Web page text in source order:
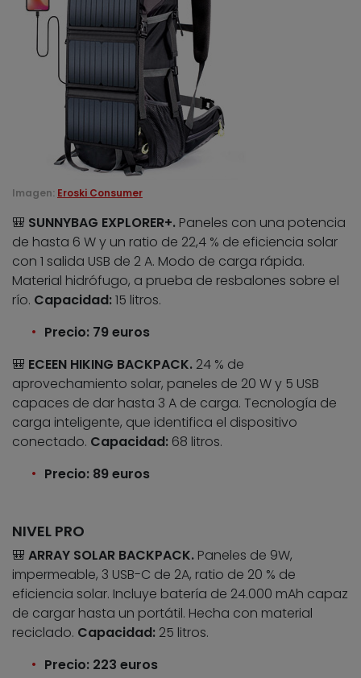
Imagen: Eroski Consumer
🎒 SUNNYBAG EXPLORER+. Paneles con una potencia
de hasta 6 W y un ratio de 22,4 % de eficiencia solar
con 1 salida USB de 2 A. Modo de carga rápida.
Material hidrófugo, a prueba de resbalones sobre el
río. Capacidad:15 litros.
Precio: 79 euros
🎒 ECEEN HIKING BACKPACK. 24 % de
aprovechamiento solar, paneles de 20 W y 5 USB
capaces de dar hasta 3 A de carga. Tecnología de
carga inteligente, que identifica el dispositivo
conectado. Capacidad: 68 litros.
Precio: 89 euros
NIVEL PRO
🎒 ARRAY SOLAR BACKPACK. Paneles de 9W,
impermeable, 3 USB-C de 2A, ratio de 20 % de
eficiencia solar. Incluye batería de 24.000 mAh capaz
de cargar hasta un portátil. Hecha con material
reciclado. Capacidad: 25 litros.
Precio: 223 euros